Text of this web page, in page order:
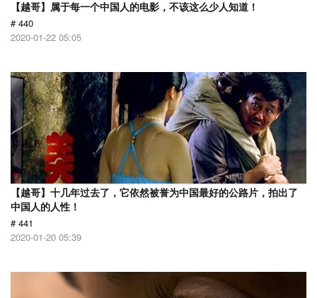
【越哥】属于每一个中国人的电影，不该这么少人知道！
# 440
2020-01-22 05:05
【越哥】十几年过去了，它依然被誉为中国最好的公路片，拍出了
中国人的人性！
# 441
2020-01-20 05:39